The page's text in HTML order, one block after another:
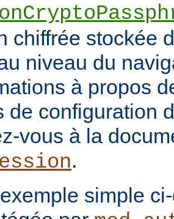
chiffrée stockée
niveau du
à propos
de configuration
vous à la
.
simple